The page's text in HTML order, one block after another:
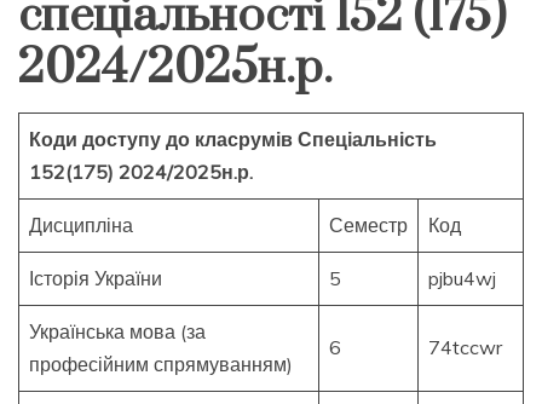
спеціальності 152 (175)
2024/2025н.р.
Коди доступу до класрумів Спеціальність
152(175) 2024/2025н.р.
Дисципліна Семестр Код
Історія України 5 pjbu4wj
Українська мова (за
професійним спрямуванням)
6 74tccwr